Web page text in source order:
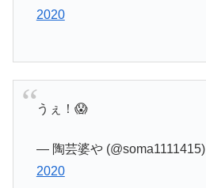
2020
うぇ！😱
— 陶芸婆や (@soma1111415)
2020